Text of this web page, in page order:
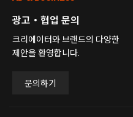
광고・협업 문의
크리에이터와 브랜드의 다양한
제안을 환영합니다.
문의하기